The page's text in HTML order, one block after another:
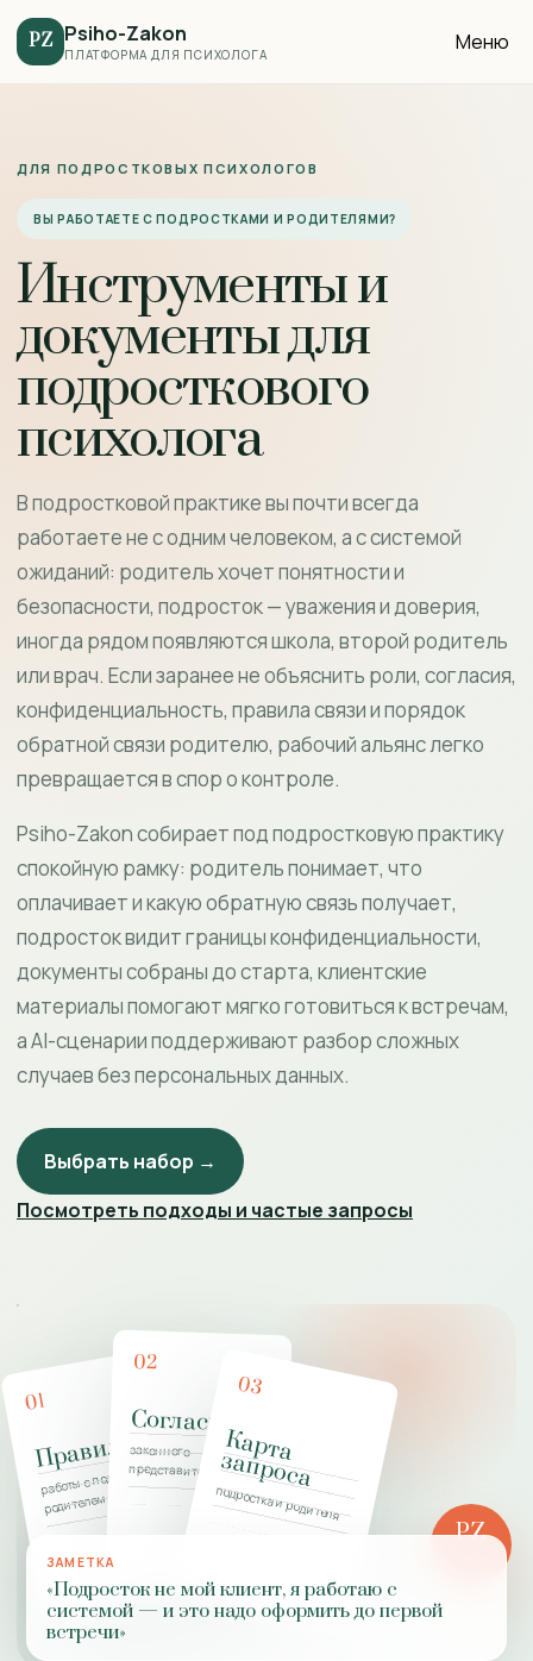
PZ Psiho-Zakon
ПЛАТФОРМА ДЛЯ ПСИХОЛОГА Меню
ДЛЯ ПОДРОСТКОВЫХ ПСИХОЛОГОВ
ВЫ РАБОТАЕТЕ С ПОДРОСТКАМИ И РОДИТЕЛЯМИ?
Инструменты и
документы для
подросткового
психолога
В подростковой практике вы почти всегда
работаете не с одним человеком, а с системой
ожиданий: родитель хочет понятности и
безопасности, подросток — уважения и доверия,
иногда рядом появляются школа, второй родитель
или врач. Если заранее не объяснить роли, согласия,
конфиденциальность, правила связи и порядок
обратной связи родителю, рабочий альянс легко
превращается в спор о контроле.
Psiho-Zakon собирает под подростковую практику
спокойную рамку: родитель понимает, что
оплачивает и какую обратную связь получает,
подросток видит границы конфиденциальности,
документы собраны до старта, клиентские
материалы помогают мягко готовиться к встречам,
а AI-сценарии поддерживают разбор сложных
случаев без персональных данных.
Выбрать набор →
Посмотреть подходы и частые запросы
01
Правила
работы с подростком и
родителем
02
Согласие
законного
представителя
03
К
а
р
т
а
з
а
п
р
о
с
а
подростка и родителя
PZ
ЗАМЕТКА
«Подросток не мой клиент, я работаю с
системой — и это надо оформить до первой
встречи»